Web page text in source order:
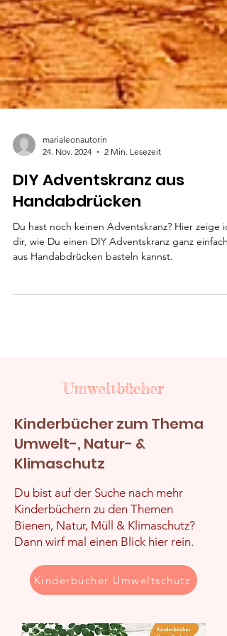
24. Nov. 2024
2 Min. Lesezeit
DIY Adventskranz aus
Handabdrücken
Du hast noch keinen Adventskranz? Hier zeige
Umweltbücher
Kinderbücher zum Thema
Umwelt-, Natur- &
Klimaschutz
Du bist auf der Suche nach mehr
Kinderbüchern zu den Themen
Dann wirf mal einen Blick hier rein.